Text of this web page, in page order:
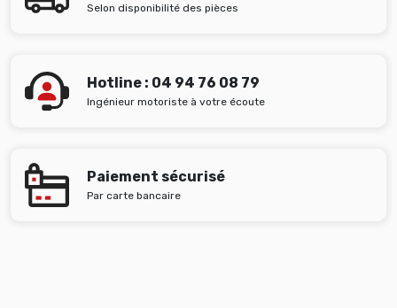
Selon disponibilité des pièces
Hotline : 04 94 76 08 79
Ingénieur motoriste à votre écoute
Paiement sécurisé
Par carte bancaire